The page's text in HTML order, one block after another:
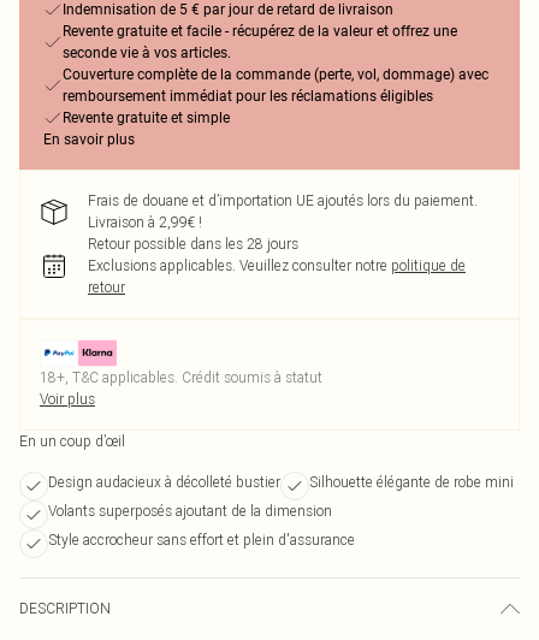
Indemnisation de 5 € par jour de retard de livraison
Revente gratuite et facile - récupérez de la valeur et offrez une
seconde vie à vos articles.
Couverture complète de la commande (perte, vol, dommage) avec
remboursement immédiat pour les réclamations éligibles
Revente gratuite et simple
En savoir plus
Frais de douane et d’importation UE ajoutés lors du paiement.
Livraison à 2,99€ !
Retour possible dans les 28 jours
Exclusions applicables. Veuillez consulter notre politique de
retour
18+, T&C applicables. Crédit soumis à statut
Voir plus
En un coup d’œil
Design audacieux à décolleté bustier
Silhouette élégante de robe mini
Volants superposés ajoutant de la dimension
Style accrocheur sans effort et plein d'assurance
DESCRIPTION